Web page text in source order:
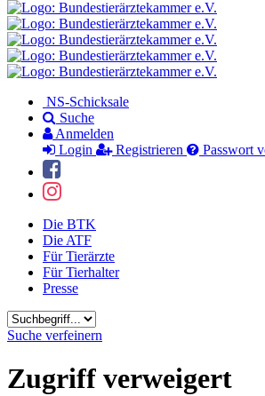
NS-Schicksale
Suche
Anmelden
Login
Registrieren Passwort
Die BTK
Die ATF
Für Tierärzte
Für Tierhalter
Presse
Suchbegriff
Suche verfeinern
Zugriff verweigert